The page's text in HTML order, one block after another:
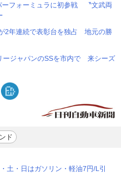
ーフォーミュラに初参戦 〝文武両
2年連続で表彰台を独占 地元の勝
ージャパンのSSを市内で 来シーズ
ド
土・日はガソリン・軽油7円/L引